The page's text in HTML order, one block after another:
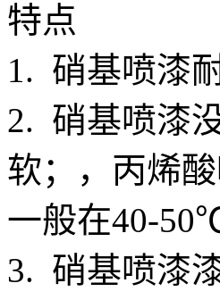
特点
1. 硝基喷漆
2. 硝基喷漆
软；，丙烯
一般在40-
3. 硝基喷漆